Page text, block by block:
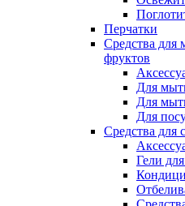
Перчатки
Средства для
фруктов
Для
Для
Для
Средства для
Гели